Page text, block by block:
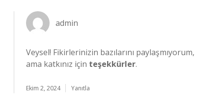
admin
Veysel! Fikirlerinizin bazılarını paylaşmıyorum,
ama katkınız için teşekkürler.
Ekim 2, 2024 Yanıtla